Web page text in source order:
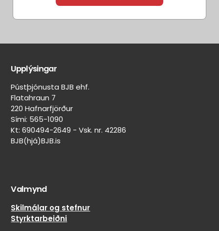
Aðrir
Nei
Aðrar
Upplýsingar
Pústþjónusta BJB ehf.
Flatahraun 7
220 Hafnarfjörður
Sími: 565-1090
Kt: 690494-2649 - Vsk. nr. 42286
BJB(hjá)BJB.is
Valmynd
Skilmálar og stefnur
Styrktarbeiðni